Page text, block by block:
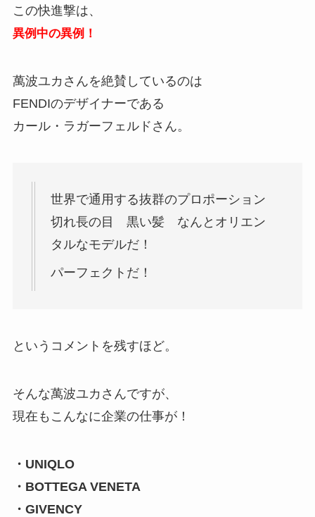
この快進撃は、
異例中の異例！
萬波ユカさんを絶賛しているのは
FENDIのデザイナーである
カール・ラガーフェルドさん。
世界で通用する抜群のプロポーション
切れ長の目 黒い髪 なんとオリエン
タルなモデルだ！
パーフェクトだ！
というコメントを残すほど。
そんな萬波ユカさんですが、
現在もこんなに企業の仕事が！
・UNIQLO
・BOTTEGA VENETA
・GIVENCY